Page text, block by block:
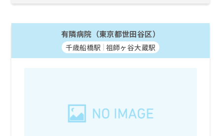
有隣病院（東京都世田谷区）
千歳船橋駅 祖師ヶ谷大蔵駅